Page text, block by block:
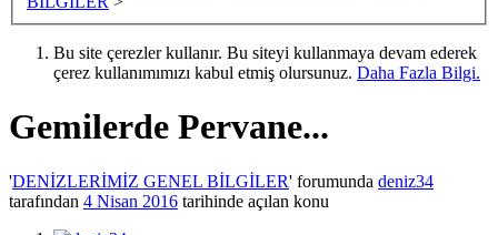
Bu site çerezler kullanır. Bu siteyi kullanmaya devam ederek
çerez kullanımımızı kabul etmiş olursunuz. Daha Fazla Bilgi.
Gemilerde Pervane...
'DENİZLERİMİZ GENEL BİLGİLER' forumunda deniz34
tarafından 4 Nisan 2016 tarihinde açılan konu